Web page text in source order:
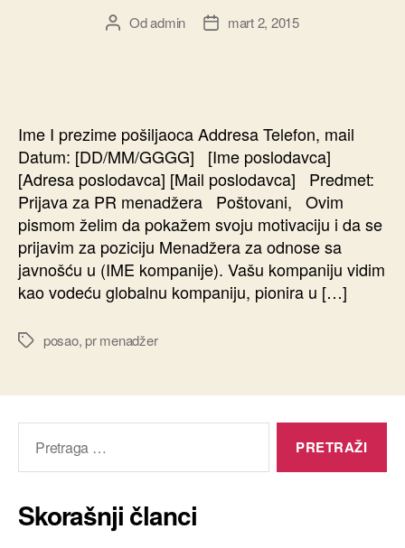
Autor
Odadmin
Datummart 2, 2015
Ime I prezime pošiljaoca Addresa Telefon, mail
Datum: [DD/MM/GGGG] [Ime poslodavca]
[Adresa poslodavca] [Mail poslodavca] Predmet:
Prijava za PR menadžera Poštovani, Ovim
pismom želim da pokažem svoju motivaciju i da se
prijavim za poziciju Menadžera za odnose sa
javnošću u (IME kompanije). Vašu kompaniju vidim
kao vodeću globalnu kompaniju, pionira u […]
Oznake
posao,pr menadžer
Skorašnji članci